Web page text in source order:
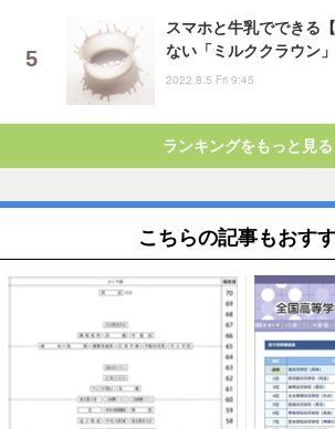
スマホと牛乳でできる
ない「ミルククラウン
2022.8.5 Fri 9:45
ランキングをもっと見る
こちらの記事もおす